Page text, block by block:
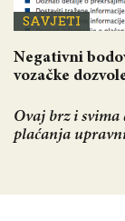
SAVJETI
Negativni
vozačke
Ovaj brz i
plaćanja